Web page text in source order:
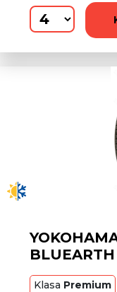
BLUEARTH
Klasa Premium